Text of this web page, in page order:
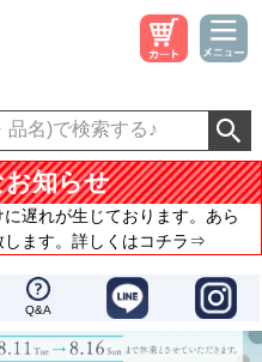
知らせ
遅れが生じております。あら
します。詳しくはコチラ⇒
Q&A